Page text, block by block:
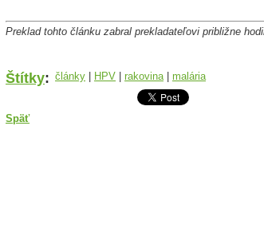
Preklad tohto článku zabral prekladateľovi približne
Štítky: články HPV rakovina malária
Späť